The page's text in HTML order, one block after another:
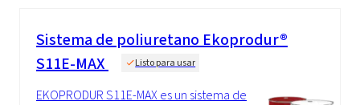
Sistema de poliuretano Ekoprodur®
S11E-MAX
Listo para usar
EKOPRODUR S11E-MAX es un sistema de